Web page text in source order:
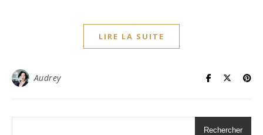
LIRE LA SUITE
Audrey
Rechercher